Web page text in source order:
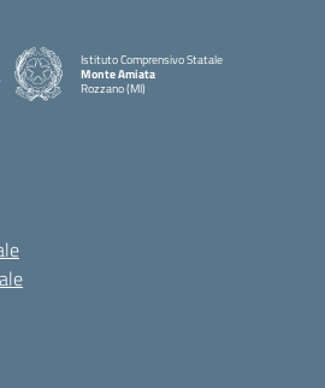
Istituto Comprensivo Statale
Monte Amiata
Rozzano (MI)